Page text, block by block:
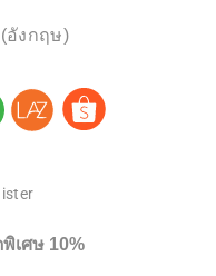
(อังกฤษ)
เศษ 10%